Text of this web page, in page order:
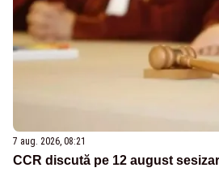
7 aug. 2026, 08:21
CCR discută pe 12 august